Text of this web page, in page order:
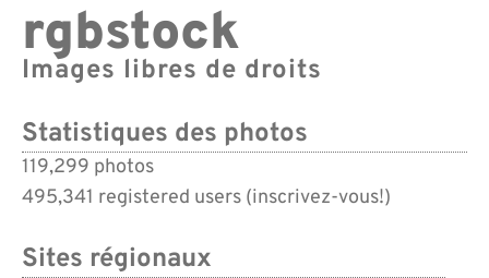
rgbstock
Images libres de droits
Statistiques des photos
119,299 photos
495,341 registered users (inscrivez-vous!)
Sites régionaux